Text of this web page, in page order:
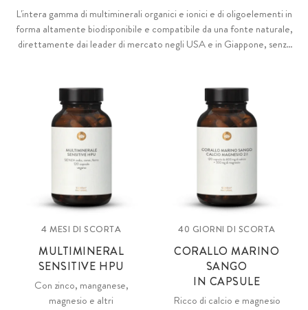
L'intera gamma di multiminerali organici e ionici e di oligoelementi in
forma altamente biodisponibile e compatibile da una fonte naturale,
direttamente dai leader di mercato negli USA e in Giappone, senza
4 MESI DI SCORTA
MULTIMINERAL
SENSITIVE HPU
Con zinco, manganese,
magnesio e altri
40 GIORNI DI SCORTA
CORALLO MARINO
SANGO
IN CAPSULE
Ricco di calcio e magnesio